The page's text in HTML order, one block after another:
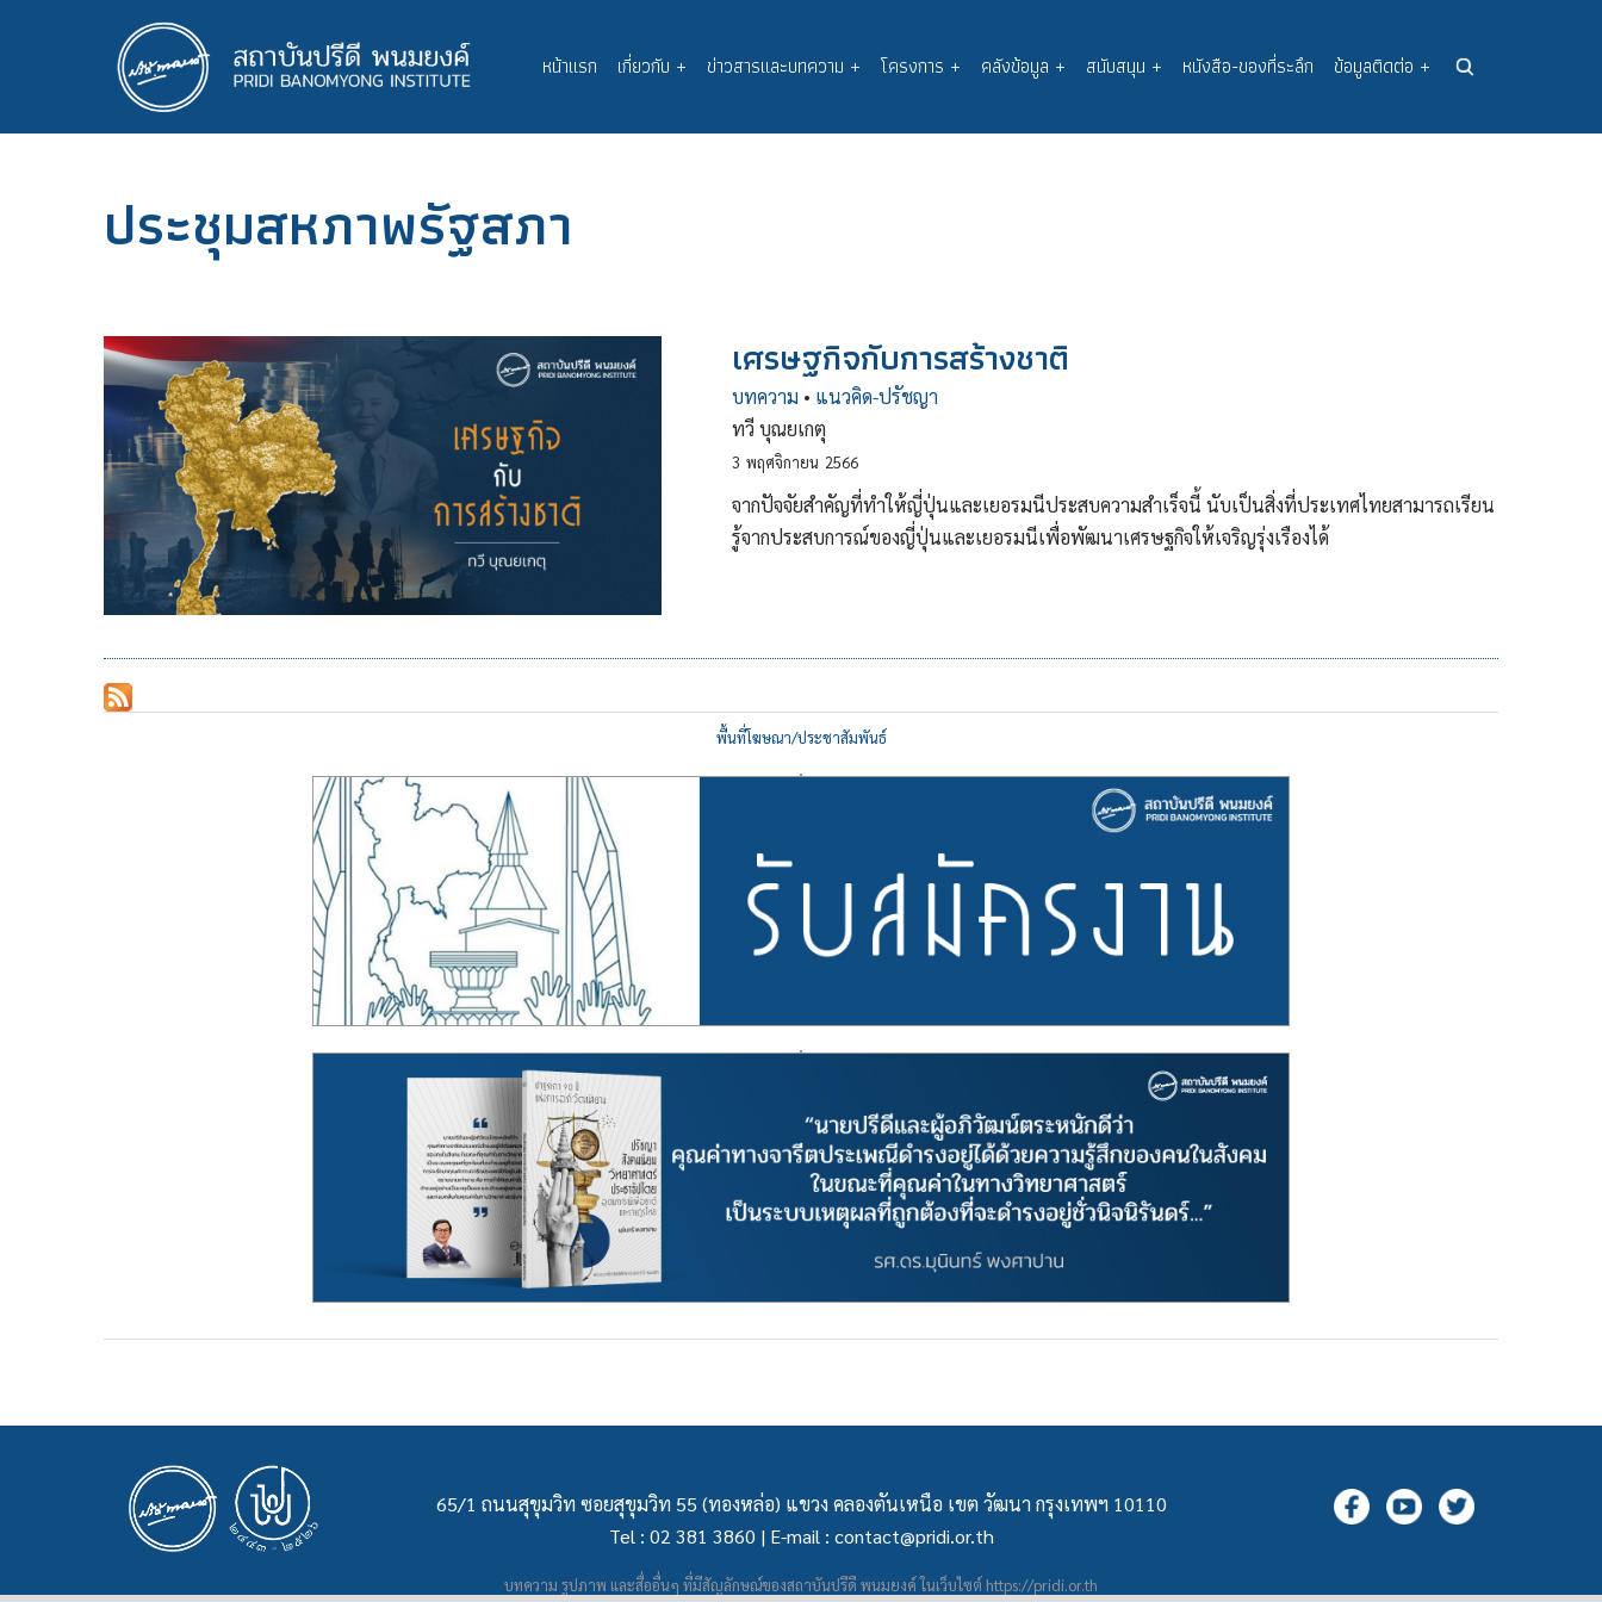
Main
navigation
หน้าแรก เกี่ยวกับ + ข่าวสารและบทความ + โครงการ + คลังข้อมูล + สนับสนุน + หนังสือ-ของที่ระลึก ข้อมูลติดต่อ +
ประชุมสหภาพรัฐสภา
เศรษฐกิจกับการสร้างชาติ
บทความ • แนวคิด-ปรัชญา
ทวี บุณยเกตุ
3 พฤศจิกายน 2566
จากปัจจัยสำคัญที่ทำให้ญี่ปุ่นและเยอรมนีประสบความสำเร็จนี้ นับเป็นสิ่งที่ประเทศไทยสามารถเรียน
รู้จากประสบการณ์ของญี่ปุ่นและเยอรมนีเพื่อพัฒนาเศรษฐกิจให้เจริญรุ่งเรืองได้
พื้นที่โฆษณา/ประชาสัมพันธ์
65/1 ถนนสุขุมวิท ซอยสุขุมวิท 55 (ทองหล่อ) แขวง คลองตันเหนือ เขต วัฒนา กรุงเทพฯ 10110
Tel : 02 381 3860 | E-mail : contact@pridi.or.th
บทความ รูปภาพ และสื่ออื่นๆ ที่มีสัญลักษณ์ของสถาบันปรีดี พนมยงค์ ในเว็บไซต์ https://pridi.or.th